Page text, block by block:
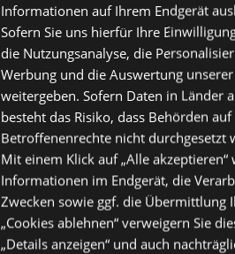
Informationen auf Ihrem Endgerät
Sofern Sie uns hierfür Ihre
die Nutzungsanalyse, die
Werbung und die Auswertung
weitergeben. Sofern Daten in Länder
besteht das Risiko, dass Behörden
Betroffenenrechte nicht durchgesetzt
Mit einem Klick auf „Alle
Informationen im Endgerät, die
Zwecken sowie ggf. die
„Cookies ablehnen“ verweigern Sie
„Details anzeigen“ und auch